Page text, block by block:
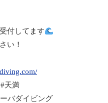
付してます
い！
#天満
バダイビング